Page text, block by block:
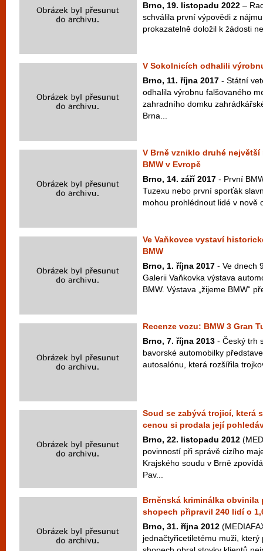
Brno, 19. listopadu 2022 –
schválila první výpovědi z
prokazatelně doložil k žádosti
V Sokolnicích odhalili
Brno, 11. října 2017 - Státní
odhalila výrobnu falšovaného
zahradního domku
Brna...
V Brně vzniklo druhé
BMW v Evropě
Brno, 14. září 2017 - První
Tuzexu nebo první sporťák
mohou prohlédnout lidé v nově
Ve Vaňkovce vystaví
BMW
Brno, 1. října 2017 - Ve dnech
Galerii Vaňkovka výstava
BMW. Výstava „žijeme BMW“
Recenze vozu: BMW 3 Gran
Brno, 7. října 2013 - Český trh
bavorské automobilky
autosalónu, která rozšířila
Soud se zabývá trojicí, která
cenou si prodala její
Brno, 22. listopadu 2012
povinností při správě cizího
Krajského soudu v Brně
Pav...
Brněnská kriminálka obvinila
shopech připravil 240 lidí o
Brno, 31. října 2012
jednačtyřicetiletému muži,